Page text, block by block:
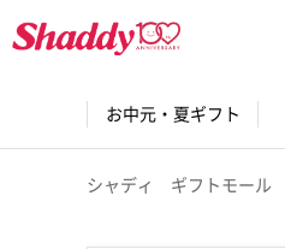
お中元・夏ギフト
シャディ ギフトモール